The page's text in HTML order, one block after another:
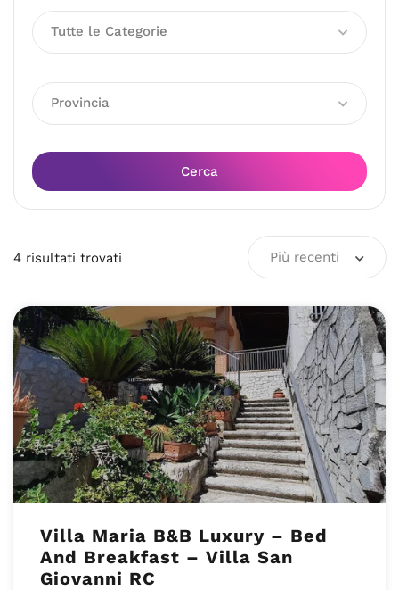
Tutte le Categorie
Provincia
Cerca
4 risultati trovati Più recenti
Villa Maria B&B Luxury – Bed
And Breakfast – Villa San
Giovanni RC